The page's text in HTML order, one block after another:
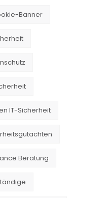
Banner
IT-Sicherheit
Beratung